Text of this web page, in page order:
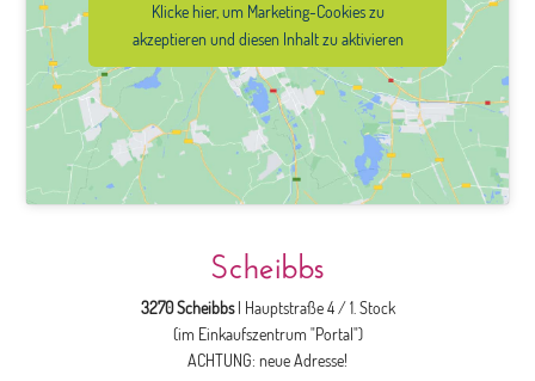
Klicke hier, um Marketing-Cookies zu
akzeptieren und diesen Inhalt zu aktivieren
Scheibbs
3270 Scheibbs| Hauptstraße 4 / 1. Stock
(im Einkaufszentrum "Portal")
ACHTUNG: neue Adresse!